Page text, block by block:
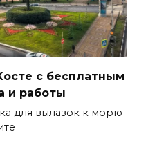
с бесплатным
и работы
для вылазок к морю